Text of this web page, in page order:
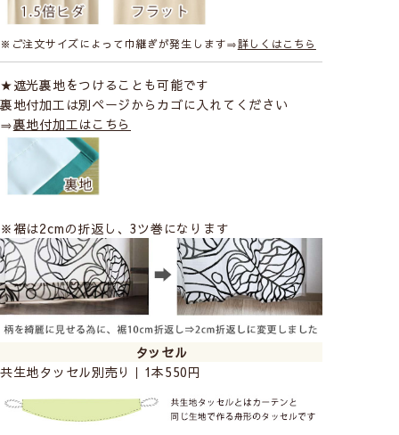
※ご注文サイズによって巾継ぎが発生します⇒詳しくはこちら
★遮光裏地をつけることも可能です
裏地付加工は別ページからカゴに入れてください
⇒裏地付加工はこちら
※裾は2cmの折返し、3ツ巻になります
タッセル
共生地タッセル別売り｜1本550円